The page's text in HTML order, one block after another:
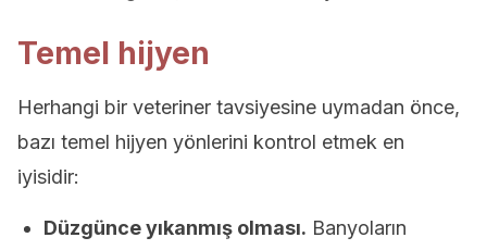
Temel hijyen
Herhangi bir veteriner tavsiyesine uymadan önce,
bazı temel hijyen yönlerini kontrol etmek en
iyisidir:
Düzgünce yıkanmış olması. Banyoların